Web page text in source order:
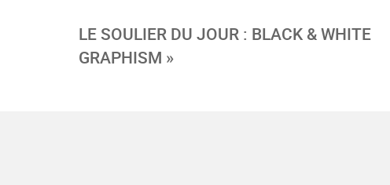
LE SOULIER DU JOUR : BLACK & WHITE
GRAPHISM »